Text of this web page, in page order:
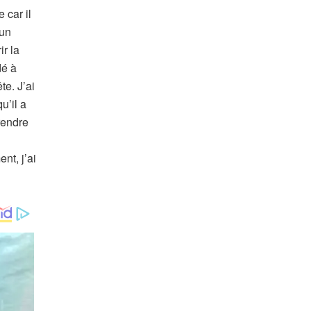
car il
la
à
J’ai
a
j’ai